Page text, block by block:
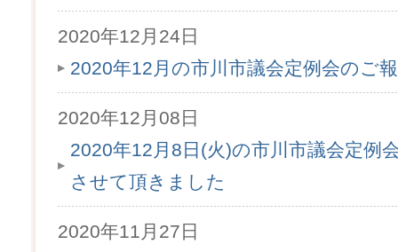
2020年12月24日
2020年12月の市川市議会定例会のご
2020年12月08日
2020年12月8日(火)の市川市議会定例
させて頂きました
2020年11月27日